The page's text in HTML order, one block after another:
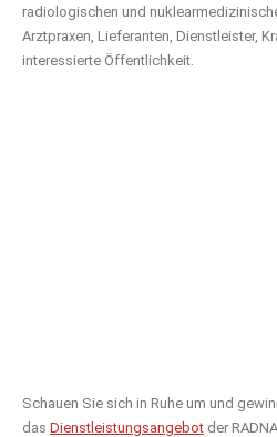
radiologischen und
Arztpraxen, Lieferanten, Dienstleister,
interessierte Öffentlichkeit.
Schauen Sie sich in Ruhe um und
das Dienstleistungsangebot der